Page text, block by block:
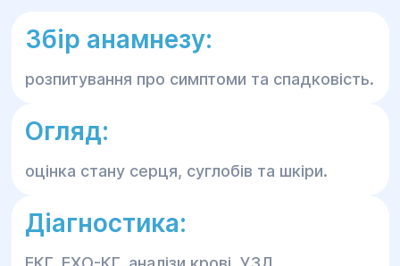
Збір анамнезу:
розпитування про симптоми та спадковість.
Огляд:
оцінка стану серця, суглобів та шкіри.
Діагностика: